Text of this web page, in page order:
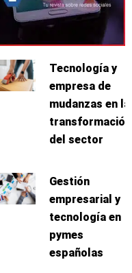
Tecnología y
empresa de
mudanzas en la
transformación
del sector
Gestión
empresarial y
tecnología en
pymes
españolas